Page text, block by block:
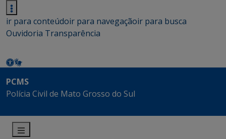
ir para conteúdoir para navegaçãoir para busca
Ouvidoria Transparência
PCMS
Polícia Civil de Mato Grosso do Sul